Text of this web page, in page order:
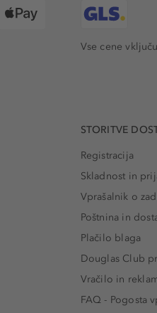
Vse cene
STORITVE
Registracija
Skladnost in
Vprašalnik o
Poštnina in
Plačilo blaga
Douglas Club
Vračilo in
FAQ - Pogosta